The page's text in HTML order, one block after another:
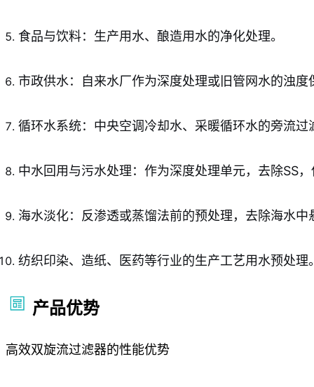
食品与饮料：生产用水、酿造用水的净化处理。
市政供水：自来水厂作为深度处理或旧管网水的浊度
循环水系统：中央空调冷却水、采暖循环水的旁流过
中水回用与污水处理：作为深度处理单元，去除SS
海水淡化：反渗透或蒸馏法前的预处理，去除海水中
纺织印染、造纸、医药等行业的生产工艺用水预处理
产品优势
高效双旋流过滤器的性能优势